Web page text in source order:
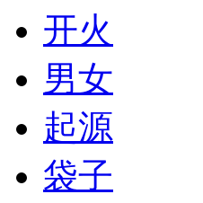
开火
男女
起源
袋子